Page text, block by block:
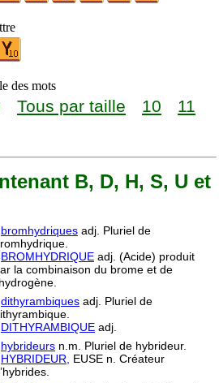
des mots
Tous par taille 10
11
B, D, H, S, U et
bromhydriques adj. Pluriel de
BROMHYDRIQUE adj. (Acide) produit
la combinaison du brome et de
dithyrambiques adj. Pluriel de
DITHYRAMBIQUE adj.
hybrideurs n.m. Pluriel de hybrideur.
HYBRIDEUR,
EUSE n. Créateur